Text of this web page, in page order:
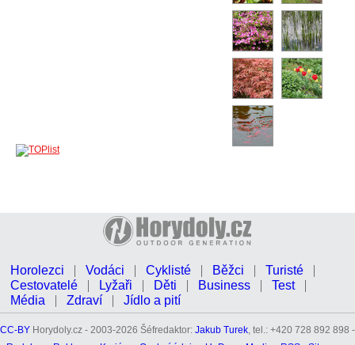
Horolezci Vodáci Cyklisté Běžci
Turisté
Cestovatelé
Lyžaři Děti Business
Test
Média
Zdraví Jídlo a pití
CC-BY Horydoly.cz - 2003-2026 Šéfredaktor: Jakub Turek, tel.: +420 728 892 898 -